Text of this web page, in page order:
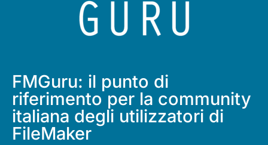
FMGuru: il punto di
riferimento per la community
italiana degli utilizzatori di
FileMaker